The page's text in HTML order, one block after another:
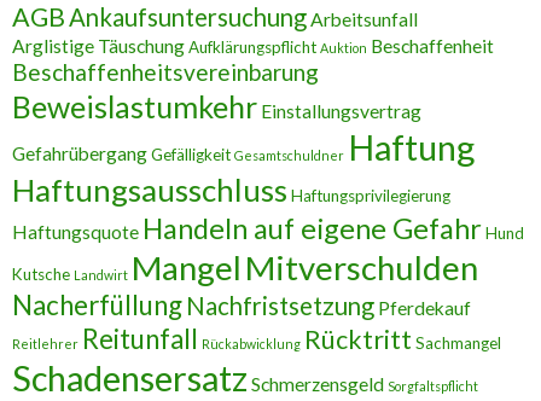
AGBAnkaufsuntersuchungArbeitsunfall
Arglistige TäuschungAufklärungspflicht Auktion Beschaffenheit
Beschaffenheitsvereinbarung
Beweislastumkehr Einstallungsvertrag
GefahrübergangGefälligkeit Gesamtschuldner Haftung
Haftungsausschluss Haftungsprivilegierung
Haftungsquote Handeln auf eigene GefahrHund
Kutsche Landwirt Mangel Mitverschulden
Nacherfüllung Nachfristsetzung Pferdekauf
Reitlehrer Reitunfall Rückabwicklung Rücktritt Sachmangel
Schadensersatz Schmerzensgeld Sorgfaltspflicht